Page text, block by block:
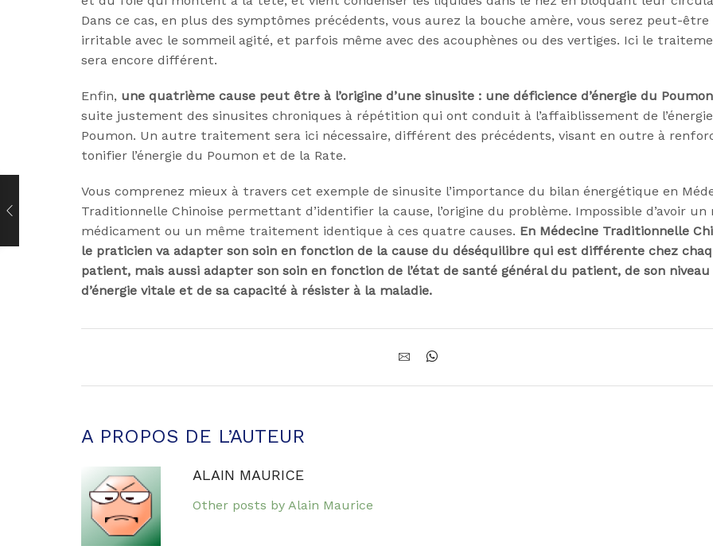
Dans ce cas, en plus des symptômes précédents, vous aurez la bouche amère, vous serez peut-être
irritable avec le sommeil agité, et parfois même avec des acouphènes ou des vertiges. Ici le
sera encore différent.
Enfin, une quatrième cause peut être à l’origine d’une sinusite : une déficience d’énergie du Poumon
suite justement des sinusites chroniques à répétition qui ont conduit à l’affaiblissement de
Poumon. Un autre traitement sera ici nécessaire, différent des précédents, visant en outre à
tonifier l’énergie du Poumon et de la Rate.
Vous comprenez mieux à travers cet exemple de sinusite l’importance du bilan énergétique en
Traditionnelle Chinoise permettant d’identifier la cause, l’origine du problème. Impossible d’avoir un
médicament ou un même traitement identique à ces quatre causes. En Médecine Traditionnelle
le praticien va adapter son soin en fonction de la cause du déséquilibre qui est différente chez
patient, mais aussi adapter son soin en fonction de l’état de santé général du patient, de son niveau
d’énergie vitale et de sa capacité à résister à la maladie.
A PROPOS DE L’AUTEUR
ALAIN MAURICE
Other posts by Alain Maurice